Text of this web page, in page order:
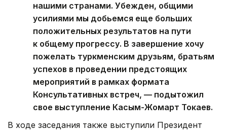
нашими странами. Убежден, общими
усилиями мы добьемся еще больших
положительных результатов на пути
к общему прогрессу. В завершение хочу
пожелать туркменским друзьям, братьям
успехов в проведении предстоящих
мероприятий в рамках формата
Консультативных встреч, — подытожил
свое выступление Касым-Жомарт Токаев.
В ходе заседания также выступили Президент